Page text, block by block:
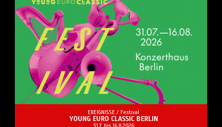
EREIGNISSE / Festival
YOUNG EURO CLASSIC BERLIN